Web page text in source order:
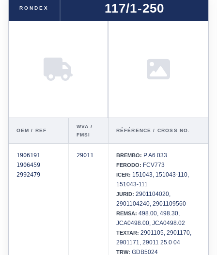
RONDEX 117/1-250
OEM / REF
WVA /
FMSI
RÉFÉRENCE / CROSS NO.
1906191
1906459
2992479
29011 BREMBO: P A6 033
FERODO: FCV773
ICER: 151043, 151043-110,
151043-111
JURID: 2901104020,
2901104240, 2901109560
REMSA: 498.00, 498.30,
JCA0498.00, JCA0498.02
TEXTAR: 2901105, 2901170,
2901171, 29011 25.0 04
TRW: GDB5024